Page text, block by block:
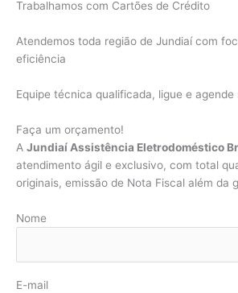
Trabalhamos com Cartões de Crédito
Atendemos toda região de Jundiaí com
eficiência
Equipe técnica qualificada, ligue e agende
Faça um orçamento!
A Jundiaí Assistência Eletrodoméstico
atendimento ágil e exclusivo, com total
originais, emissão de Nota Fiscal além da
Nome
E-mail